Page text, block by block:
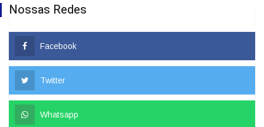
Nossas Redes
Facebook
Twitter
Whatsapp